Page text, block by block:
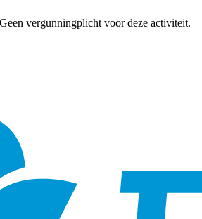
vergunningplicht voor deze activiteit.